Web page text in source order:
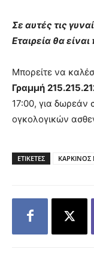
Σε αυτές τις
Εταιρεία θα
Μπορείτε να
Γραμμή
17:00, για δωρεάν
ογκολογικών
ΕΤΙΚΕΤΕΣ